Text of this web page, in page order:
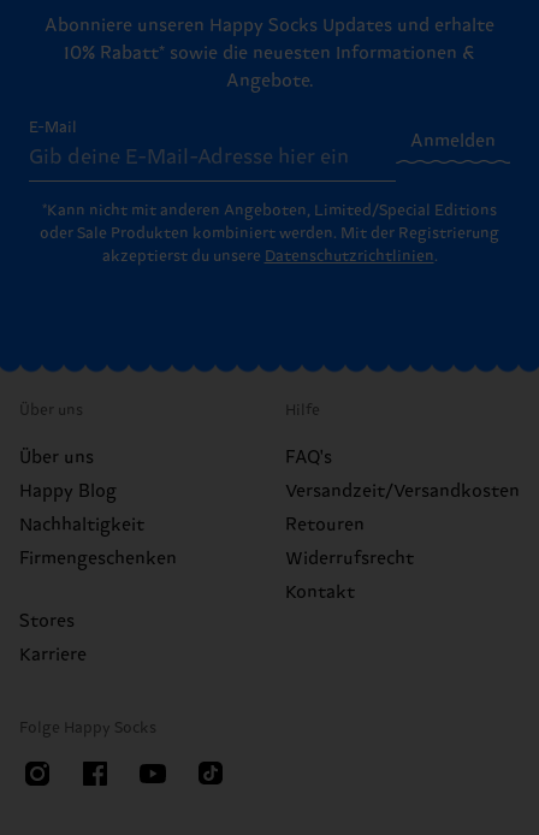
Abonniere unseren Happy Socks Updates und erhalte
10% Rabatt* sowie die neuesten Informationen &
Angebote.
E-Mail
Anmelden
*Kann nicht mit anderen Angeboten, Limited/Special Editions
oder Sale Produkten kombiniert werden. Mit der Registrierung
akzeptierst du unsere Datenschutzrichtlinien.
Über uns
Über uns
Happy Blog
Nachhaltigkeit
Firmengeschenken
Stores
Karriere
Hilfe
FAQ's
Versandzeit/Versandkosten
Retouren
Widerrufsrecht
Kontakt
Folge Happy Socks